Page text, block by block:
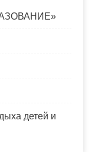
детей и